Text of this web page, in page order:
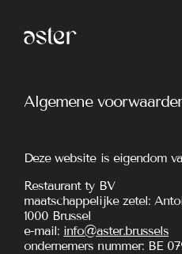
Algemene
Deze website is eigendom
Restaurant ty BV
maatschappelijke zetel:
1000 Brussel
e-mail: info@aster.brussels
ondernemers nummer: BE